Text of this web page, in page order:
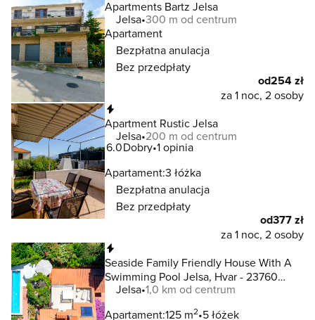
Apartments Bartz Jelsa
Jelsa 300 m od centrum
Apartament
Bezpłatna anulacja
Bez przedpłaty
od254 zł
za 1 noc, 2 osoby
Apartment Rustic Jelsa
Jelsa 200 m od centrum
6.0Dobry 1 opinia
Apartament:3 łóżka
Bezpłatna anulacja
Bez przedpłaty
od377 zł
za 1 noc, 2 osoby
Seaside Family Friendly House With A
Swimming Pool Jelsa, Hvar - 23760
Jelsa
Jelsa 1,0 km od centrum
Apartament:125 m2 5 łóżek